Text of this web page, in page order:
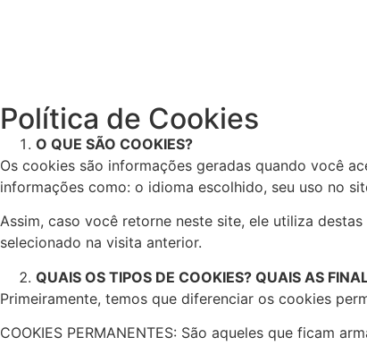
Política de Cookies
O QUE SÃO COOKIES?
Os cookies são informações geradas quando você
informações como: o idioma escolhido, seu uso no
Assim, caso você retorne neste site, ele utiliza
selecionado na visita anterior.
QUAIS OS TIPOS DE COOKIES? QUAIS AS
Primeiramente, temos que diferenciar os cookies
COOKIES PERMANENTES: São aqueles que ficam